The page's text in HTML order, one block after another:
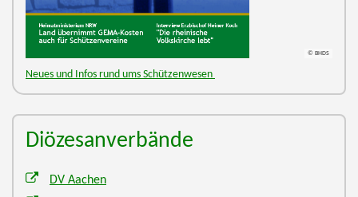
© BHDS
Neues und Infos rund ums Schützenwesen
Diözesanverbände
DV Aachen